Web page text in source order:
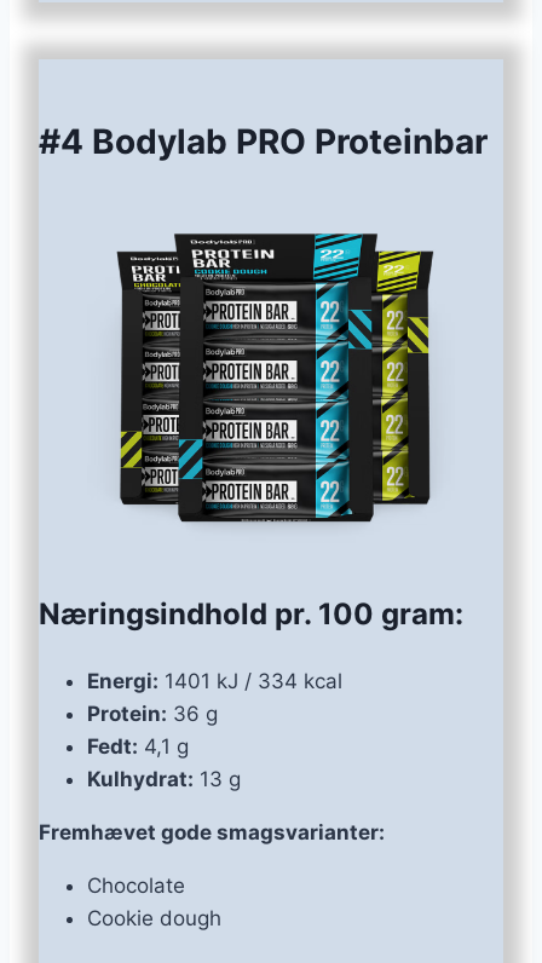
#4 Bodylab PRO Proteinbar
Næringsindhold pr. 100 gram:
Energi: 1401 kJ / 334 kcal
Protein: 36 g
Fedt: 4,1 g
Kulhydrat: 13 g
Fremhævet gode smagsvarianter:
Chocolate
Cookie dough